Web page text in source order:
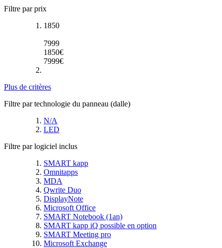
Filtre par prix
1850
7999
1850€
7999€
Plus de critères
Filtre par technologie du panneau (dalle)
N/A
LED
Filtre par logiciel inclus
SMART kapp
Omnitapps
MDA
Qwrite Duo
DisplayNote
Microsoft Office
SMART Notebook (1an)
SMART kapp iQ possible en option
SMART Meeting pro
Microsoft Exchange